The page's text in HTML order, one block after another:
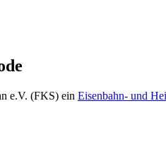
e.V. (FKS) ein Eisenbahn- und